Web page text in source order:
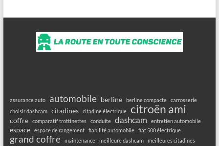
assurance auto automobile berline berline compacte
carrosserie
choisir dashcam
citadines citadine électrique citroën ami
coffre comparatif trottinettes conduite dashcam entretien automobile
espace espace de rangement fiabilité automobile fiat 500 électrique
grand coffre maintenance meilleure dashcam meilleures citadines